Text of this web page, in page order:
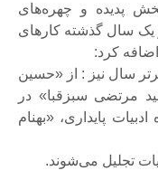
پدیده و چهره‌های
یک سال گذشته کارهای
اضافه کرد:
سال نیز : از «حسین
مرتضی سبزقبا» در
پایداری، «بهنام
تجلیل می‌شوند.